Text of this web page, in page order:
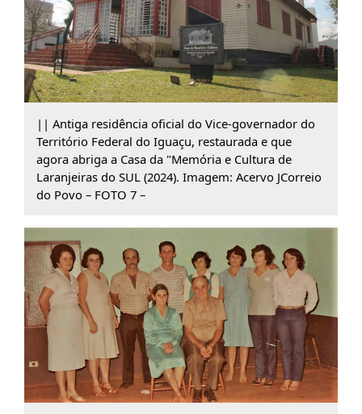
|| Antiga residência oficial do Vice-governador do
Território Federal do Iguaçu, restaurada e que
agora abriga a Casa da "Memória e Cultura de
Laranjeiras do SUL (2024). Imagem: Acervo JCorreio
do Povo – FOTO 7 –